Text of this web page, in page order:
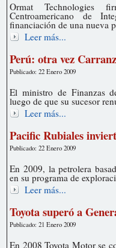
Ormat
Centroamericano de
financiación de una nueva
Leer más...
Perú: otra vez
Publicado: 22 Enero 2009
El ministro de Finanzas
luego de que su sucesor
Leer más...
Pacific Rubiales
Publicado: 22 Enero 2009
En 2009, la petrolera
en su programa de
Leer más...
Toyota superó a
Publicado: 21 Enero 2009
En 2008 Toyota Motor se